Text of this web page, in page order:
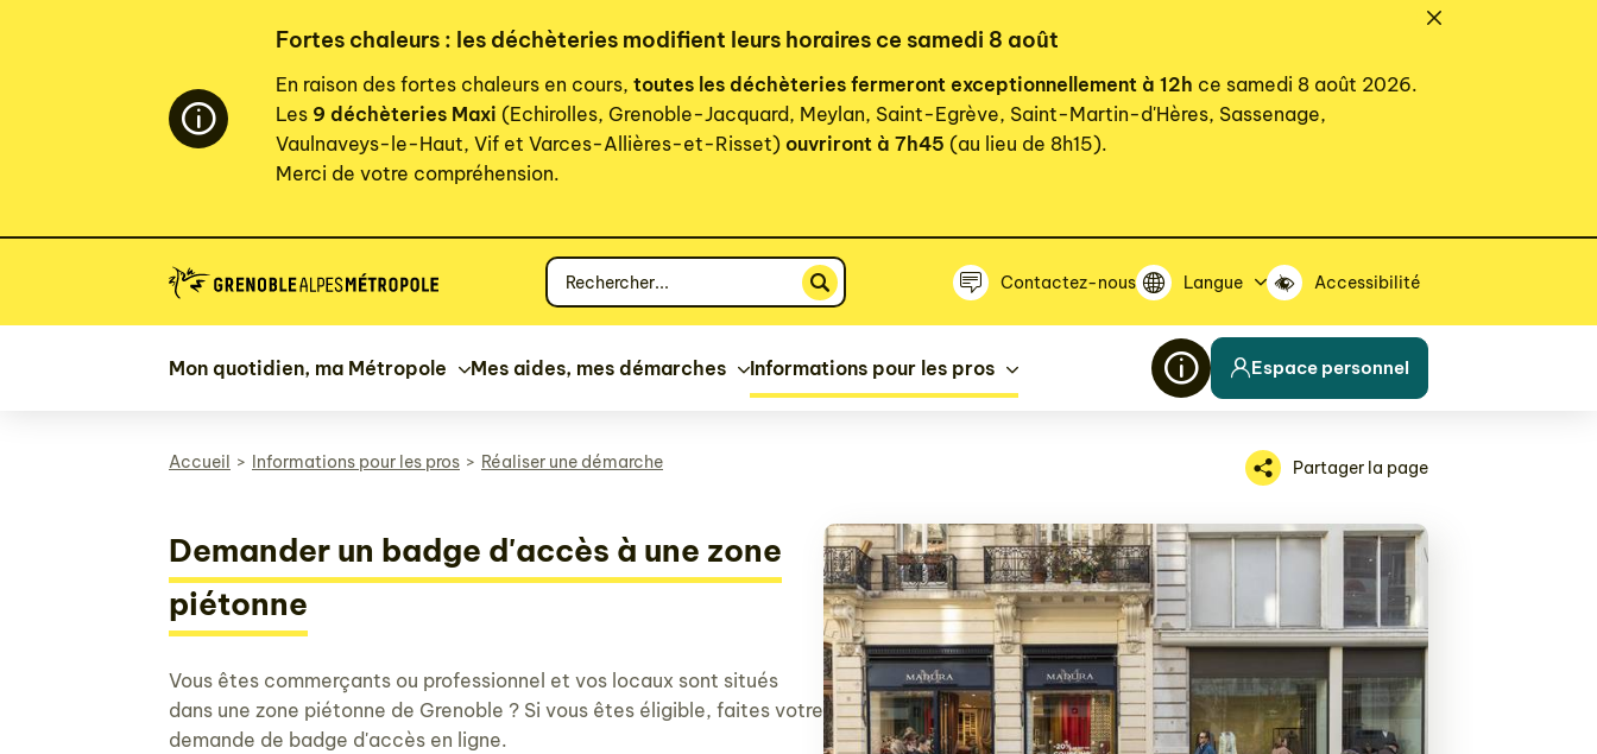
Fortes chaleurs : les déchèteries modifient leurs horaires ce samedi 8 août
En raison des fortes chaleurs en cours, toutes les déchèteries fermeront exceptionnellement à 12h ce samedi 8 août 2026.
Les 9 déchèteries Maxi (Echirolles, Grenoble-Jacquard, Meylan, Saint-Egrève, Saint-Martin-d'Hères, Sassenage,
Vaulnaveys-le-Haut, Vif et Varces-Allières-et-Risset) ouvriront à 7h45 (au lieu de 8h15).
Merci de votre compréhension.
Votre
recherche
Contactez-nous Langue Accessibilité
Mon quotidien, ma Métropole Mes aides, mes démarches Informations pour les pros Espace personnel
Accueil Informations pour les pros Réaliser une démarche Partager la page
Demander un badge d'accès à une zone
piétonne
Vous êtes commerçants ou professionnel et vos locaux sont situés
dans une zone piétonne de Grenoble ? Si vous êtes éligible, faites votre
demande de badge d'accès en ligne.